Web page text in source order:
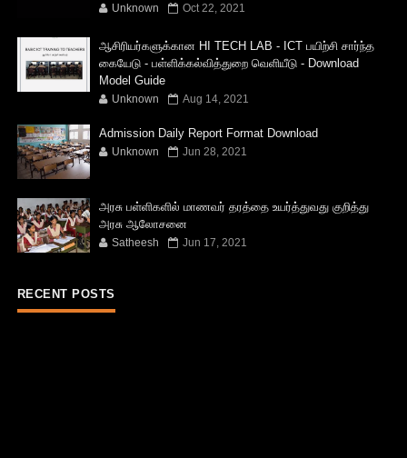
Unknown Oct 22, 2021
ஆசிரியர்களுக்கான HI TECH LAB - ICT பயிற்சி சார்ந்த
கையேடு - பள்ளிக்கல்வித்துறை வெளியீடு - Download
Model Guide
Unknown Aug 14, 2021
Admission Daily Report Format Download
Unknown Jun 28, 2021
அரசு பள்ளிகளில் மாணவர் தரத்தை உயர்த்துவது குறித்து
அரசு ஆலோசனை
Satheesh Jun 17, 2021
RECENT POSTS